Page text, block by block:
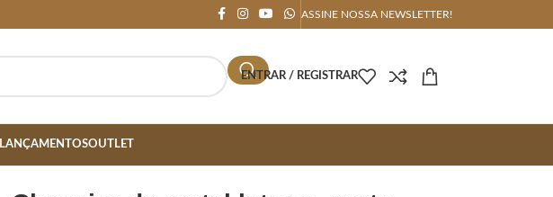
ASSINE NOSSA NEWSLETTER!
ENTRAR / REGISTRAR
LANÇAMENTOSOUTLET